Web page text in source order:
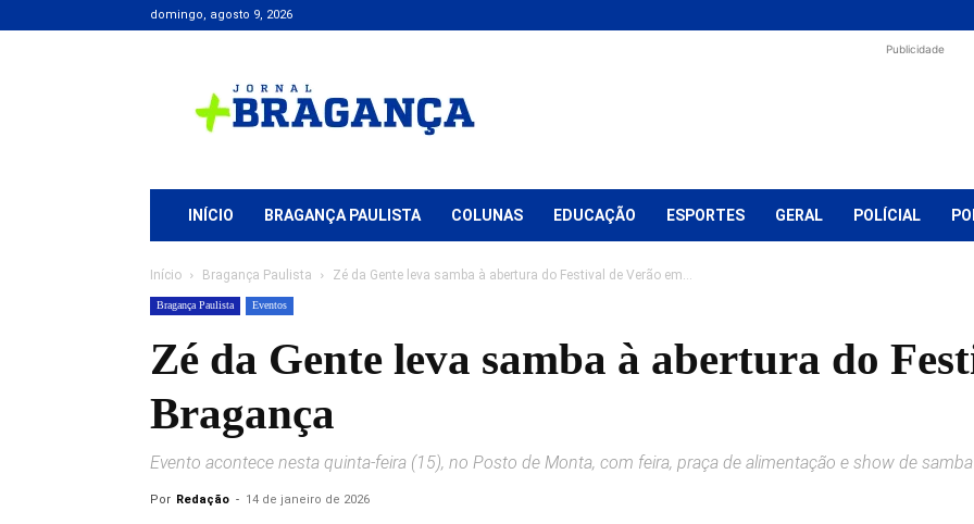
domingo, agosto 9, 2026
+
Bragança
Publicidade
INÍCIO BRAGANÇA PAULISTA COLUNAS EDUCAÇÃO ESPORTES GERAL POLÍCIAL
Início Bragança Paulista Zé da Gente leva samba à abertura do Festival de Verão em...
Bragança Paulista Eventos
Zé da Gente leva samba à abertura do
Bragança
Evento acontece nesta quinta-feira (15), no Posto de Monta, com feira, praça de alimentação e show de samba
Por Redação - 14 de janeiro de 2026